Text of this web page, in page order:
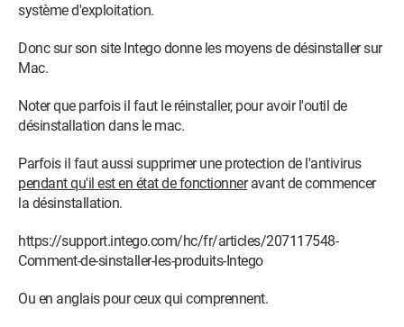
système d'exploitation.
Donc sur son site Intego donne les moyens de désinstaller sur
Mac.
Noter que parfois il faut le réinstaller, pour avoir l'outil de
désinstallation dans le mac.
Parfois il faut aussi supprimer une protection de l'antivirus
pendant qu'il est en état de fonctionneravant de commencer
la désinstallation.
https://support.intego.com/hc/fr/articles/207117548-
Comment-de-sinstaller-les-produits-Intego
Ou en anglais pour ceux qui comprennent.